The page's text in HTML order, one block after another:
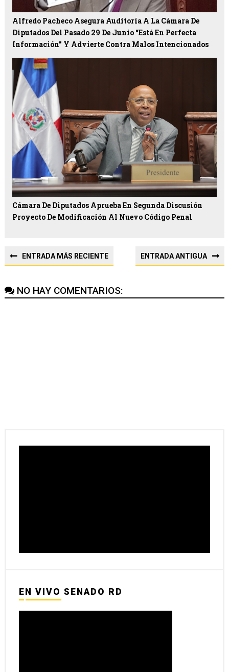
Alfredo Pacheco Asegura Auditoría A La Cámara De
Diputados Del Pasado 29 De Junio “está En Perfecta
Información” Y Advierte Contra Malos Intencionados
Cámara De Diputados Aprueba En Segunda Discusión
Proyecto De Modificación Al Nuevo Código Penal
ENTRADA MÁS RECIENTE ENTRADA ANTIGUA
NO HAY COMENTARIOS:
EN VIVO SENADO RD